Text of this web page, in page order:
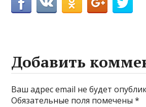
Добавить
Ваш адрес email не будет
Обязательные поля помечены*